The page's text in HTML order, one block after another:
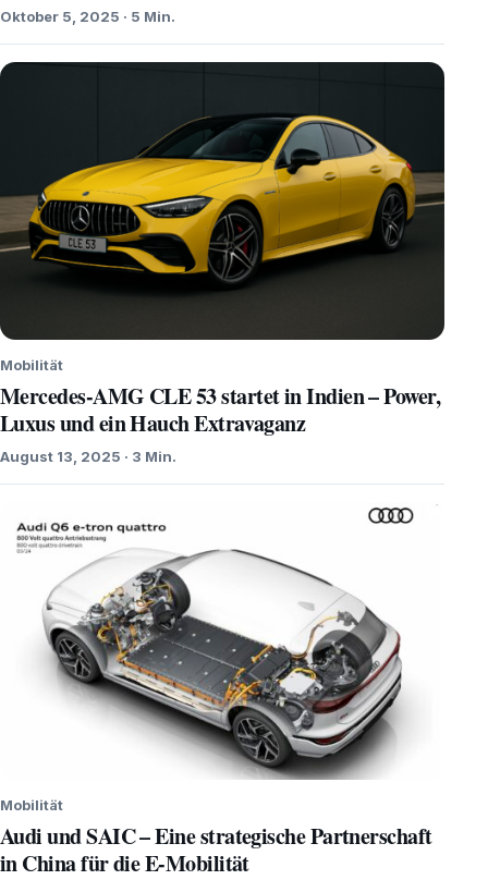
Oktober 5, 2025 · 5 Min.
Mobilität
Mercedes-AMG CLE 53 startet in Indien – Power,
Luxus und ein Hauch Extravaganz
August 13, 2025 · 3 Min.
Mobilität
Audi und SAIC – Eine strategische Partnerschaft
in China für die E-Mobilität